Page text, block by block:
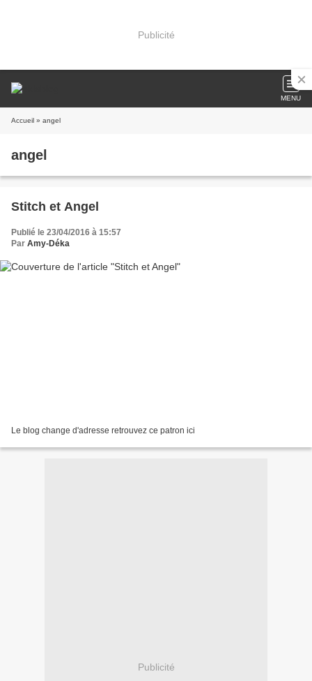
Publicité
MENU
Accueil » angel
angel
Stitch et Angel
Publié le 23/04/2016 à 15:57
Par Amy-Déka
Le blog change d'adresse retrouvez ce patron ici
Publicité